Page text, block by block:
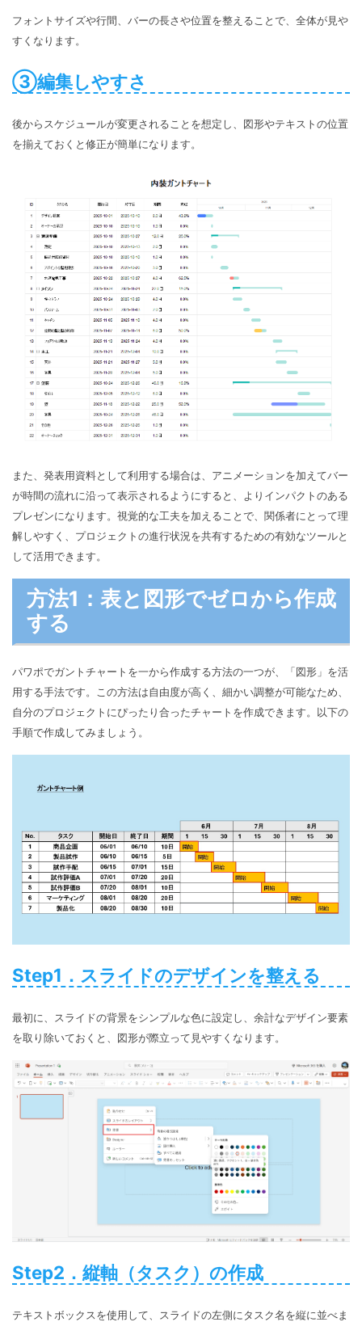
フォントサイズや行間、バーの長さや位置を整えることで、全体が見や
すくなります。
③編集しやすさ
後からスケジュールが変更されることを想定し、図形やテキストの位置
を揃えておくと修正が簡単になります。
また、発表用資料として利用する場合は、アニメーションを加えてバー
が時間の流れに沿って表示されるようにすると、よりインパクトのある
プレゼンになります。視覚的な工夫を加えることで、関係者にとって理
解しやすく、プロジェクトの進行状況を共有するための有効なツールと
して活用できます。
方法1：表と図形でゼロから作成
する
パワポでガントチャートを一から作成する方法の一つが、「図形」を活
用する手法です。この方法は自由度が高く、細かい調整が可能なため、
自分のプロジェクトにぴったり合ったチャートを作成できます。以下の
手順で作成してみましょう。
Step1．スライドのデザインを整える
最初に、スライドの背景をシンプルな色に設定し、余計なデザイン要素
を取り除いておくと、図形が際立って見やすくなります。
Step2．縦軸（タスク）の作成
テキストボックスを使用して、スライドの左側にタスク名を縦に並べま